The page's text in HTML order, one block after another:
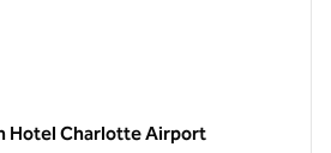
Hotel Charlotte Airport